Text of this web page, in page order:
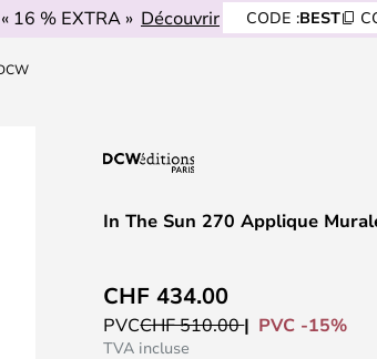
16 % EXTRA » Découvrir CODE :BEST
In The Sun 270 Applique
CHF 434.00
PVCCHF 510.00 PVC -15%
TVA incluse